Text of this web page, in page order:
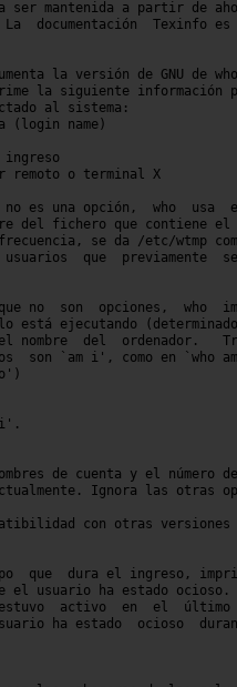
ser mantenida a partir de
documentación  Texinfo es
la versión de GNU de
la siguiente información
al sistema:
es una opción,  who  usa
se da /etc/wtmp
se  conectaron al
solo  la
Tradicionalmente,
son `am i', como en `who
con otras versiones